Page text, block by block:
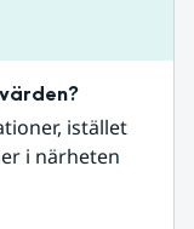
istället
i närheten